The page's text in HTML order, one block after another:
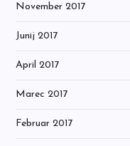
November 2017
Junij 2017
April 2017
Marec 2017
Februar 2017